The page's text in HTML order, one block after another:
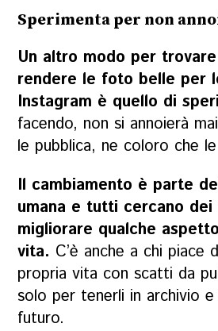
Sperimenta per non
Un altro modo per
rendere le foto belle per
Instagram è quello di
facendo, non si annoierà
le pubblica, ne coloro che
Il cambiamento è parte
umana e tutti cercano
migliorare qualche
vita. C’è anche a chi piace
propria vita con scatti da
solo per tenerli in archivio
futuro.